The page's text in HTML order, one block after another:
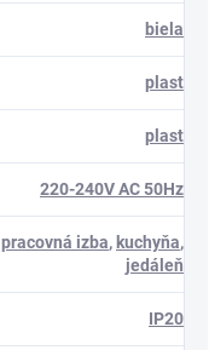
biela
plast
plast
220-240V AC 50Hz
pracovná izba, kuchyňa,
jedáleň
IP20